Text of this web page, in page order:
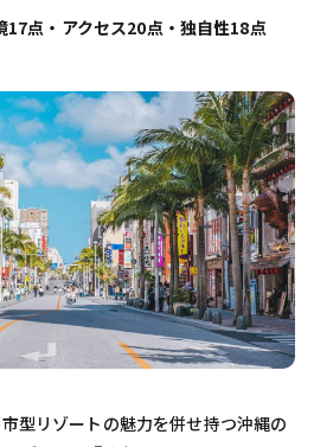
17点・アクセス20点・独自性18点
型リゾートの魅力を併せ持つ沖縄の